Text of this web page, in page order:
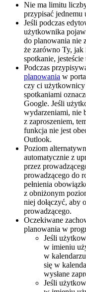
Nie ma limitu
przypisać
Jeśli podczas
użytkownika
do planowania nie
że zarówno Ty,
spotkanie,
Podczas
planowania w
czy ci użytkownicy
spotkaniami
Google. Jeśli
wydarzeniami, nie
z zaproszeniem,
funkcja nie jest
Outlook.
Poziom
automatycznie z
przez
prowadzącego do
pełnienia
z obniżonym
niej dołączyć, aby
prowadzącego.
Oczekiwane
planowania w
Jeśli
w imieniu
w
się w
wysłane
Jeśli